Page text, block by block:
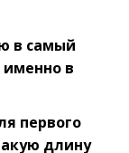
в самый
в
первого
длину